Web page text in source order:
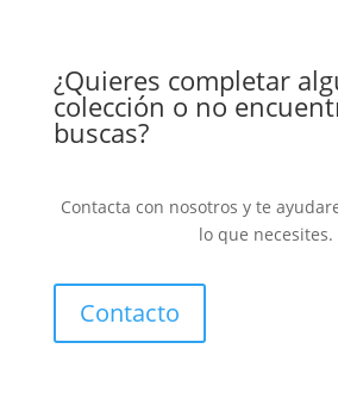
¿Quieres completar
colección o no
buscas?
Contacta con nosotros y te
lo que necesites.
Contacto